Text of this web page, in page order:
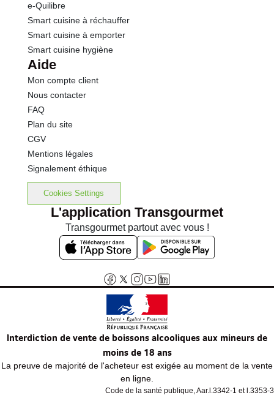
e-Quilibre
Smart cuisine à réchauffer
Smart cuisine à emporter
Smart cuisine hygiène
Aide
Mon compte client
Nous contacter
FAQ
Plan du site
CGV
Mentions légales
Signalement éthique
Cookies Settings
L'application Transgourmet
Transgourmet partout avec vous !
Interdiction de vente de boissons alcooliques aux mineurs de
moins de 18 ans
La preuve de majorité de l'acheteur est exigée au moment de la vente
en ligne.
Code de la santé publique, Aar.l.3342-1 et l.3353-3